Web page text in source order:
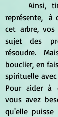
Ainsi,
représente,  à
cet arbre,
sujet des
résoudre.
bouclier, en
spirituelle
Pour aider à
vous avez
qu'elle puisse